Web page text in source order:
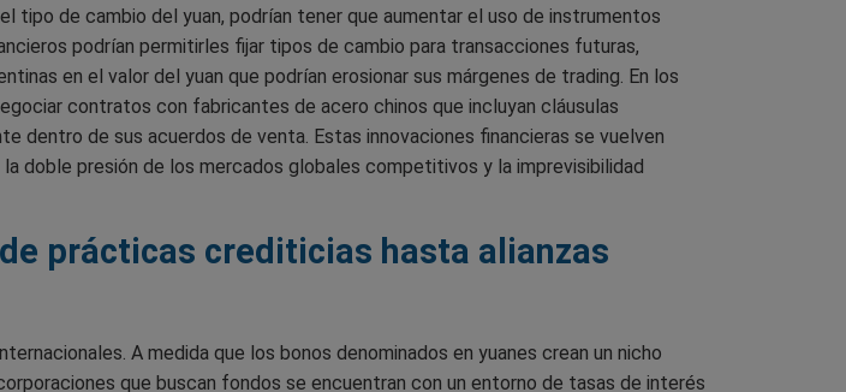
tipo de cambio del yuan, podrían tener que aumentar el uso de instrumentos
podrían permitirles fijar tipos de cambio para transacciones futuras,
en el valor del yuan que podrían erosionar sus márgenes de trading. En los
contratos con fabricantes de acero chinos que incluyan cláusulas
dentro de sus acuerdos de venta. Estas innovaciones financieras se vuelven
doble presión de los mercados globales competitivos y la imprevisibilidad
prácticas crediticias hasta alianzas
A medida que los bonos denominados en yuanes crean un nicho
que buscan fondos se encuentran con un entorno de tasas de interés